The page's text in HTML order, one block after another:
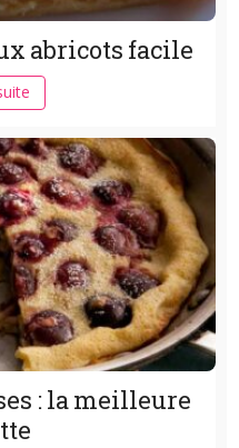
abricots facile
: la meilleure